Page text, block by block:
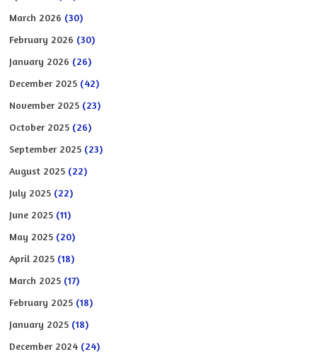
March 2026 (30)
February 2026 (30)
January 2026 (26)
December 2025 (42)
November 2025 (23)
October 2025 (26)
September 2025 (23)
August 2025 (22)
July 2025 (22)
June 2025 (11)
May 2025 (20)
April 2025 (18)
March 2025 (17)
February 2025 (18)
January 2025 (18)
December 2024 (24)